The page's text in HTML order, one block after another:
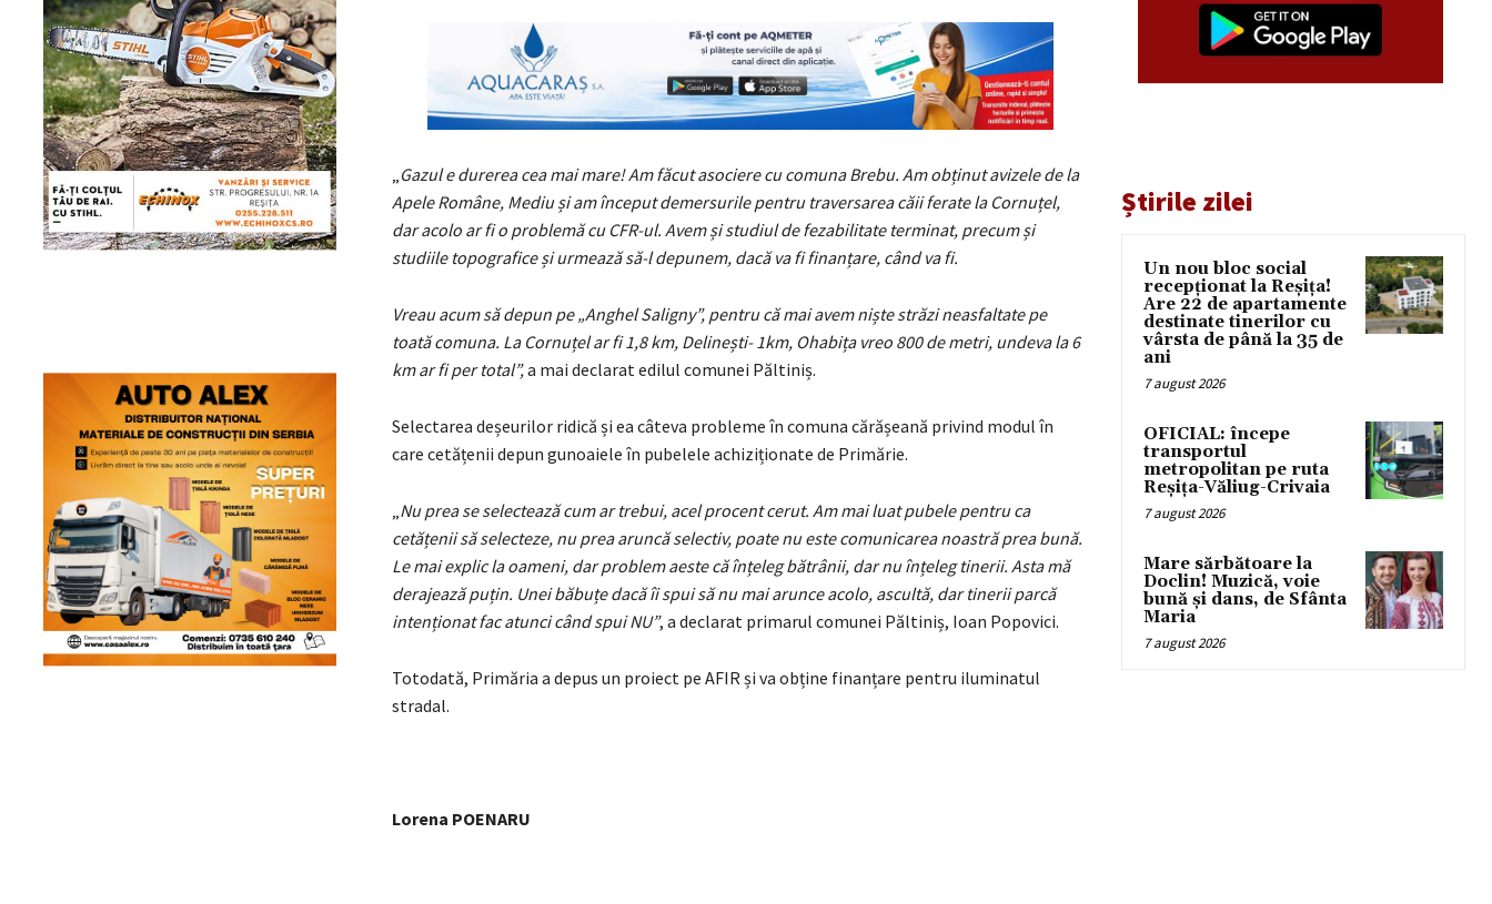
„Gazul e durerea cea mai mare! Am făcut asociere cu comuna Brebu. Am obținut avizele de la
Apele Române, Mediu și am început demersurile pentru traversarea căii ferate la Cornuțel,
dar acolo ar fi o problemă cu CFR-ul. Avem și studiul de fezabilitate terminat, precum și
studiile topografice și urmează să-l depunem, dacă va fi finanțare, când va fi.
Vreau acum să depun pe „Anghel Saligny”, pentru că mai avem niște străzi neasfaltate pe
toată comuna. La Cornuțel ar fi 1,8 km, Delinești- 1km, Ohabița vreo 800 de metri, undeva la 6
km ar fi per total”,a mai declarat edilul comunei Păltiniș.
Selectarea deșeurilor ridică și ea câteva probleme în comuna cărășeană privind modul în
care cetățenii depun gunoaiele în pubelele achiziționate de Primărie.
„Nu prea se selectează cum ar trebui, acel procent cerut. Am mai luat pubele pentru ca
cetățenii să selecteze, nu prea aruncă selectiv, poate nu este comunicarea noastră prea bună.
Le mai explic la oameni, dar problem aeste că înțeleg bătrânii, dar nu înțeleg tinerii. Asta mă
derajează puțin. Unei băbuțe dacă îi spui să nu mai arunce acolo, ascultă, dar tinerii parcă
intenționat fac atunci când spui NU”, a declarat primarul comunei Păltiniș, Ioan Popovici.
Totodată, Primăria a depus un proiect pe AFIR și va obține finanțare pentru iluminatul
stradal.
Lorena POENARU
Știrile zilei
Un nou bloc social
recepționat la Reșița!
Are 22 de apartamente
destinate tinerilor cu
vârsta de până la 35 de
ani
7 august 2026
OFICIAL: începe
transportul
metropolitan pe ruta
Reșița-Văliug-Crivaia
7 august 2026
Mare sărbătoare la
Doclin! Muzică, voie
bună și dans, de Sfânta
Maria
7 august 2026